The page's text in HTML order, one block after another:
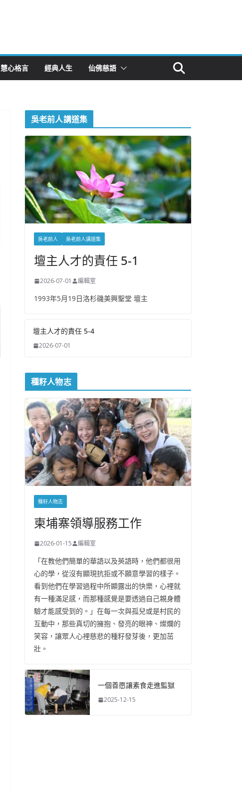
慧心格言 經典人生 仙佛慈語
吳老前人講道集
吳老前人 吳老前人講道集
壇主人才的責任 5-1
2026-07-01 編輯室
1993年5月19日洛杉磯美興聖堂 壇主
壇主人才的責任 5-4
2026-07-01
種籽人物志
種籽人物志
柬埔寨領導服務工作
2026-01-15 編輯室
「在教他們簡單的華語以及英語時，他們都很用
心的學，從沒有顯現抗拒或不願意學習的樣子。
看到他們在學習過程中所顯露出的快樂，心裡就
有一種滿足感，而那種感覺是要透過自己親身體
驗才能感受到的。」在每一次與孤兒或是村民的
互動中，那些真切的擁抱、發亮的眼神、燦爛的
笑容，讓眾人心裡慈悲的種籽發芽後，更加茁
壯。
一個善愿讓素食走進監獄
2025-12-15